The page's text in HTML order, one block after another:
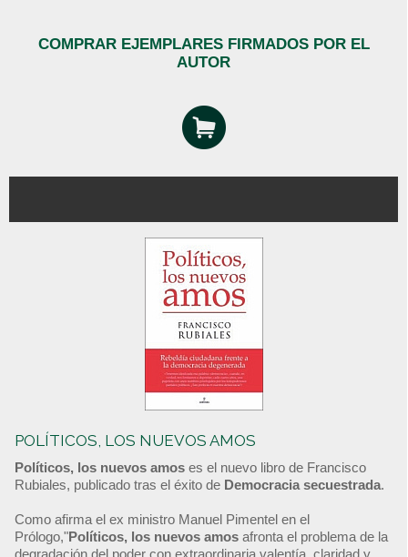
COMPRAR EJEMPLARES FIRMADOS POR EL
AUTOR
POLÍTICOS, LOS NUEVOS AMOS
Políticos, los nuevos amos es el nuevo libro de Francisco
Rubiales, publicado tras el éxito de Democracia secuestrada.
Como afirma el ex ministro Manuel Pimentel en el
Prólogo,"Políticos, los nuevos amos afronta el problema de la